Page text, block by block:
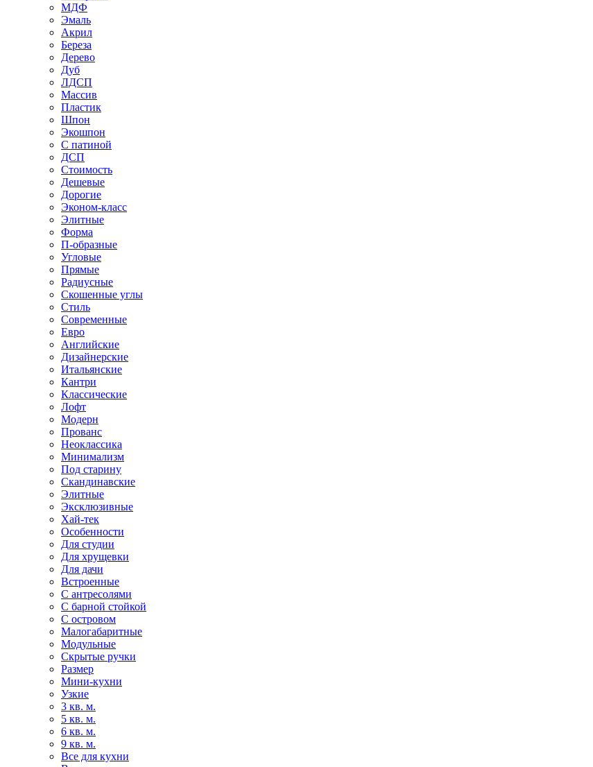
МДФ
Эмаль
Акрил
Береза
Дерево
Дуб
ЛДСП
Массив
Пластик
Шпон
Экошпон
С патиной
ДСП
Стоимость
Дешевые
Дорогие
Эконом-класс
Элитные
Форма
П-образные
Угловые
Прямые
Радиусные
Скошенные углы
Стиль
Современные
Евро
Английские
Дизайнерские
Итальянские
Кантри
Классические
Лофт
Модерн
Прованс
Неоклассика
Минимализм
Под старину
Скандинавские
Элитные
Эксклюзивные
Хай-тек
Особенности
Для студии
Для хрущевки
Для дачи
Встроенные
С антресолями
С барной стойкой
С островом
Малогабаритные
Модульные
Скрытые ручки
Размер
Мини-кухни
Узкие
3 кв. м.
5 кв. м.
6 кв. м.
9 кв. м.
Все для кухни